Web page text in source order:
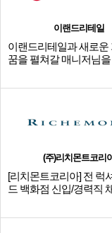
이랜드리테일
이랜드리테일과 새로운
꿈을 펼쳐갈 매니저님
(주)리치몬트코리
[리치몬트코리아] 전 럭
드 백화점 신입/경력직